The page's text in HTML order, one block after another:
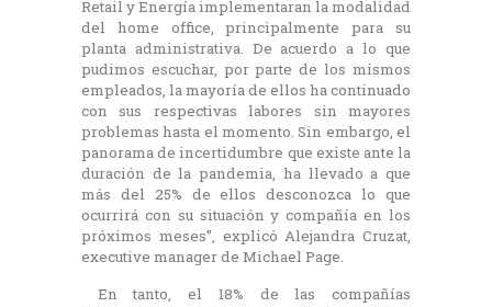
Retail y Energía implementaran la modalidad
del home office, principalmente para su
planta administrativa. De acuerdo a lo que
pudimos escuchar, por parte de los mismos
empleados, la mayoría de ellos ha continuado
con sus respectivas labores sin mayores
problemas hasta el momento. Sin embargo, el
panorama de incertidumbre que existe ante la
duración de la pandemia, ha llevado a que
más del 25% de ellos desconozca lo que
ocurrirá con su situación y compañía en los
próximos meses”, explicó Alejandra Cruzat,
executive manager de Michael Page.
En tanto, el 18% de las compañías